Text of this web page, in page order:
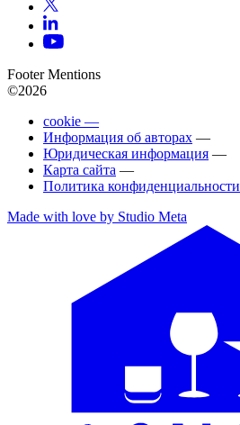
Footer Mentions
©2026
cookie —
Информация об авторах —
Юридическая информация —
Карта сайта —
Политика конфиденциальности
Made with love by Studio Meta